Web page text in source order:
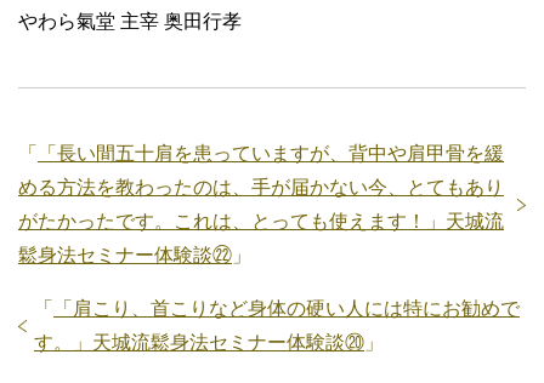
やわら氣堂 主宰 奥田行孝
「
「長い間五十肩を患っていますが、背中や肩甲骨を緩
める方法を教わったのは、手が届かない今、とてもあり
がたかったです。これは、とっても使えます！」天城流
鬆身法セミナー体験談㉒ 」
「
「肩こり、首こりなど身体の硬い人には特にお勧めで
す。」天城流鬆身法セミナー体験談⑳ 」